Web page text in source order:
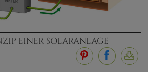
EINER SOLARANLAGE